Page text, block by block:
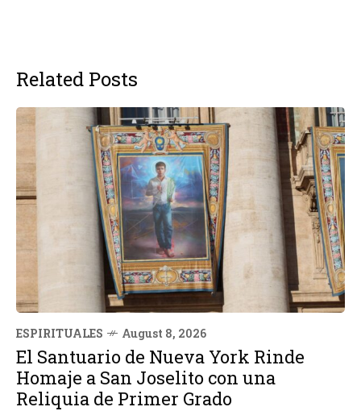
Related Posts
ESPIRITUALES August 8, 2026
El Santuario de Nueva York Rinde
Homaje a San Joselito con una
Reliquia de Primer Grado